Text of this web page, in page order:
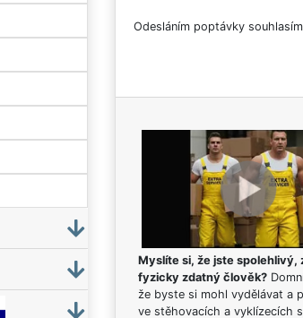
Odesláním poptávky
Myslíte si, že jste spolehlivý,
fyzicky zdatný člověk?
že byste si mohl vydělávat a
ve stěhovacích a vyklízecích